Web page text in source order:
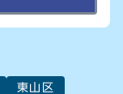
東山区